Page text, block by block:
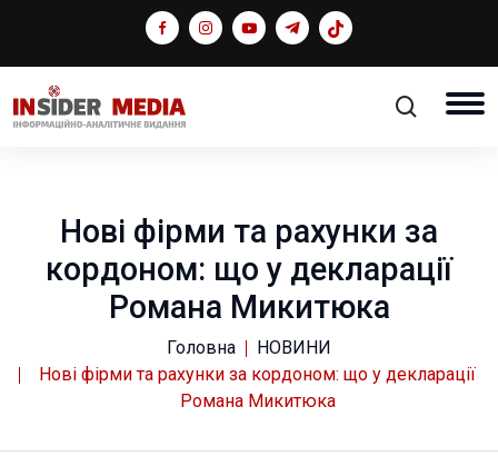
Нові фірми та рахунки за
кордоном: що у декларації
Романа Микитюка
Головна
НОВИНИ
Нові фірми та рахунки за кордоном: що у декларації
Романа Микитюка